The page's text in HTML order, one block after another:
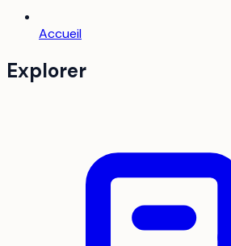
Accueil
Explorer